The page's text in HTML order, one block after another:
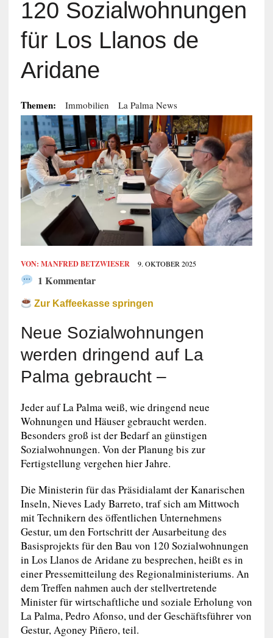
120 Sozialwohnungen
für Los Llanos de
Aridane
Themen: Immobilien La Palma News
VON: MANFRED BETZWIESER 9. OKTOBER 2025
1 Kommentar
Zur Kaffeekasse springen
Neue Sozialwohnungen
werden dringend auf La
Palma gebraucht –
Jeder auf La Palma weiß, wie dringend neue
Wohnungen und Häuser gebraucht werden.
Besonders groß ist der Bedarf an günstigen
Sozialwohnungen. Von der Planung bis zur
Fertigstellung vergehen hier Jahre.
Die Ministerin für das Präsidialamt der Kanarischen
Inseln, Nieves Lady Barreto, traf sich am Mittwoch
mit Technikern des öffentlichen Unternehmens
Gestur, um den Fortschritt der Ausarbeitung des
Basisprojekts für den Bau von 120 Sozialwohnungen
in Los Llanos de Aridane zu besprechen, heißt es in
einer Pressemitteilung des Regionalministeriums. An
dem Treffen nahmen auch der stellvertretende
Minister für wirtschaftliche und soziale Erholung von
La Palma, Pedro Afonso, und der Geschäftsführer von
Gestur, Agoney Piñero, teil.